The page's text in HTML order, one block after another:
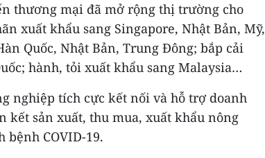
thương mại đã mở rộng thị trường cho
xuất khẩu sang Singapore, Nhật Bản, Mỹ,
Quốc, Nhật Bản, Trung Đông; bắp cải
hành, tỏi xuất khẩu sang Malaysia…
nghiệp tích cực kết nối và hỗ trợ doanh
sản xuất, thu mua, xuất khẩu nông
COVID-19.